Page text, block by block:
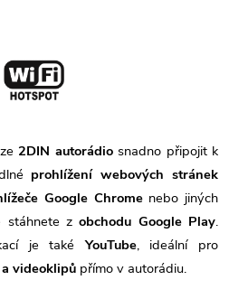
2DIN autorádiosnadno připojit k
prohlížení webových stránek
Google Chromenebo jiných
stáhnete zobchodu Google Play.
je takéYouTube, ideální pro
videoklipů přímo v autorádiu.